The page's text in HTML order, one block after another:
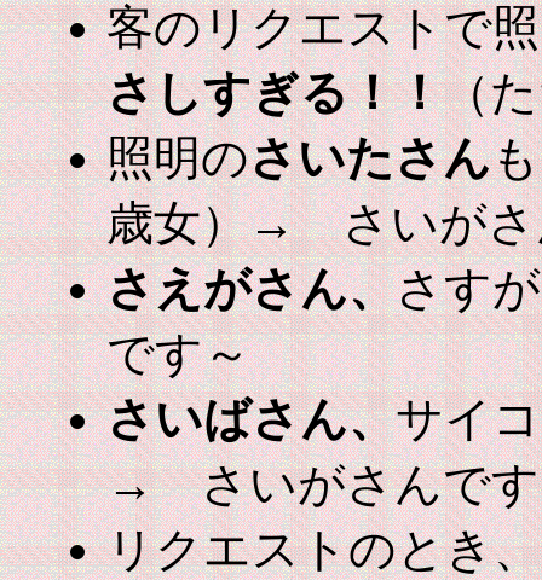
客のリクエストで
さしすぎる！！（
照明のさいたさん
歳女）→ さいがさ
さえがさん、さす
です～
さいばさん、サイ
→ さいがさんで
リクエストのとき